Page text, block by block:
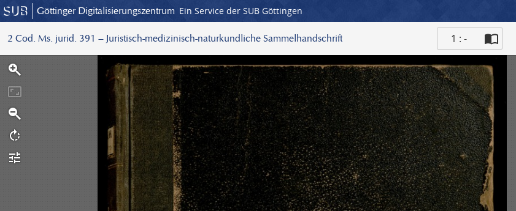
Göttinger Digitalisierungszentrum Ein Service der SUB Göttingen
2 Cod. Ms. jurid. 391 – Juristisch-medizinisch-naturkundliche Sammelhandschrift 1 : -